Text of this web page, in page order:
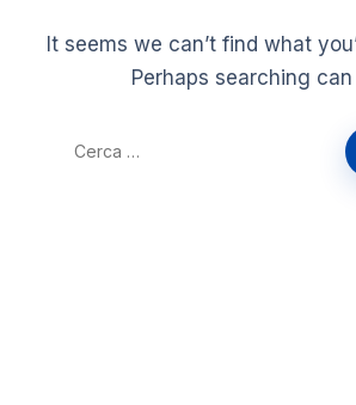
It seems we can’t find what
Perhaps searching can